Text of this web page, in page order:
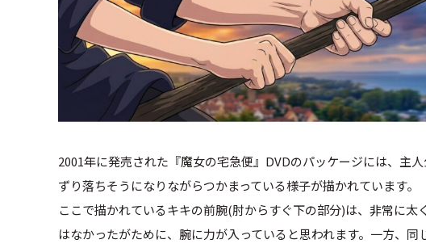
2001年に発売された『魔女の宅急便』DVDのパッケージには、主
ずり落ちそうになりながらつかまっている様子が描かれています。
ここで描かれているキキの前腕(肘からすぐ下の部分)は、非常に
はなかったがために、腕に力が入っていると思われます。一方、